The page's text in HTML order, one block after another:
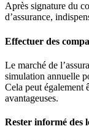
Après signature du
d’assurance,
Effectuer des
Le marché de
simulation annuelle
Cela peut également
avantageuses.
Rester informé des